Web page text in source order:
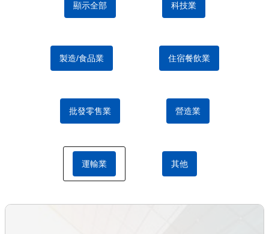
顯示全部 科技業
製造/食品業 住宿餐飲業
批發零售業 營造業
運輸業 其他